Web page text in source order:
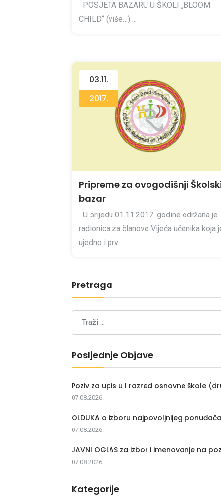
POSJETA BAZARU U ŠKOLI „BLOOM
CHILD“ (više…) ...
03.11.
2017.
Pripreme za ovogodišnji
bazar
U srijedu 01.11.2017. godine održana je
radionica za članove Vijeća učenika koja
ujedno i prv ...
Pretraga
Posljednje Objave
Poziv za upis u I razred osnovne škole
07.08.2026.
OLDUKA o izboru najpovoljnijeg
07.08.2026.
JAVNI OGLAS za izbor i imenovanje na
07.08.2026.
Kategorije